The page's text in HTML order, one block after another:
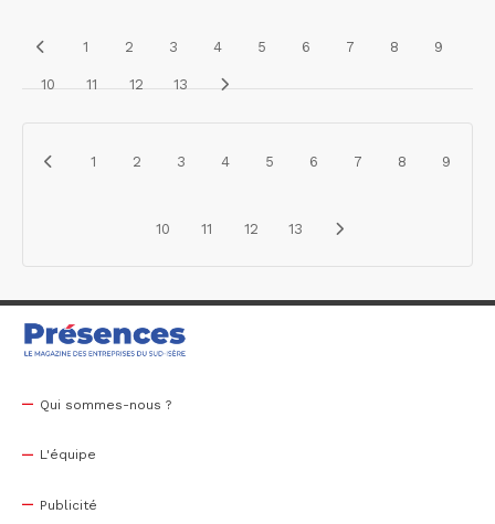
1 2 3 4 5 6 7 8 9
10 11 12 13
1 2 3 4 5 6 7 8 9
10 11 12 13
Qui sommes-nous ?
L'équipe
Publicité